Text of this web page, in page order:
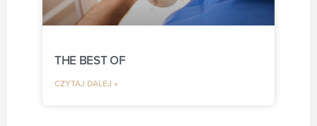
THE BEST OF
CZYTAJ DALEJ »